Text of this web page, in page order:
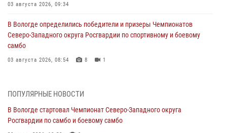
03 августа 2026, 09:34
В Вологде определились победители и призеры Чемпионатов
Северо-Западного округа Росгвардии по спортивному и боевому
самбо
03 августа 2026, 08:54 8 1
ОХРАНЫ РОСГВАРДИИ В ВОЛОГОДСКОЙ ОБЛАСТИ ЗАДЕРЖАНО 23
02 августа 2026, 10:37
ПОПУЛЯРНЫЕ НОВОСТИ
В Вологде стартовал Чемпионат Северо-Западного округа
Росгвардии по самбо и боевому самбо